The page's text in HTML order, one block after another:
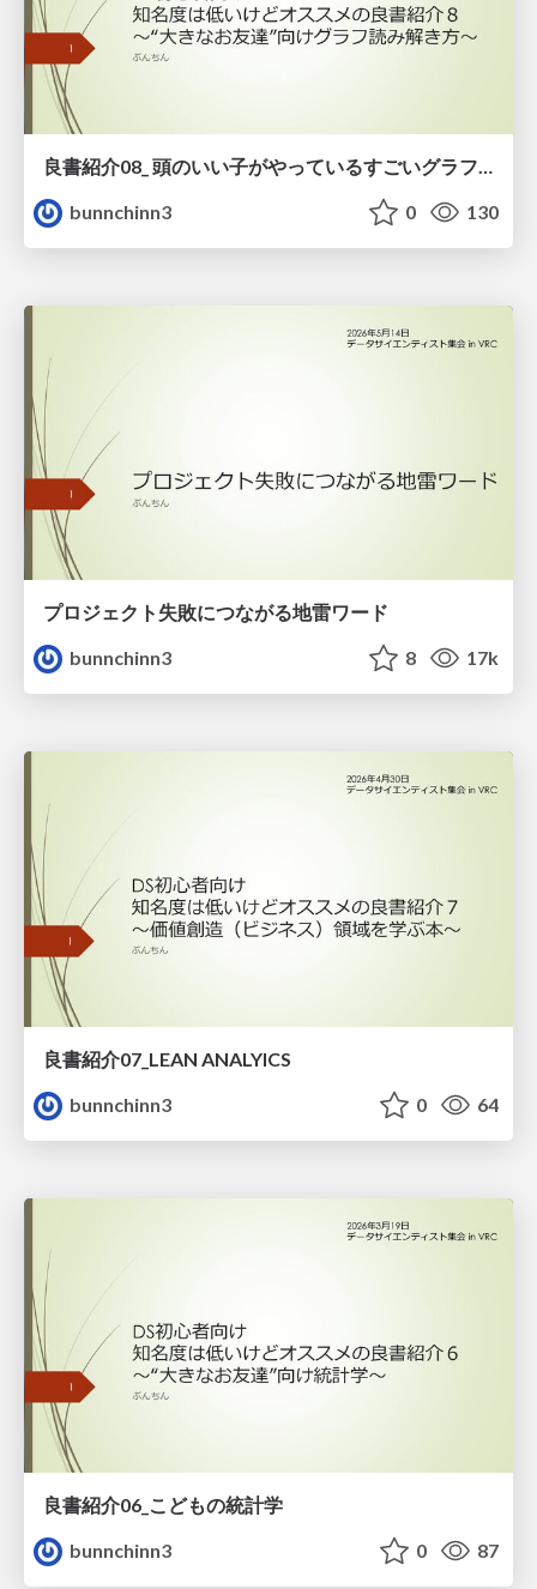
良書紹介08_ 頭のいい子がやっているすごいグラフの読み方
bunnchinn3
0 130
プロジェクト失敗につながる地雷ワード
bunnchinn3
8 17k
良書紹介07_LEAN ANALYICS
bunnchinn3
0 64
良書紹介06_こどもの統計学
bunnchinn3
0 87